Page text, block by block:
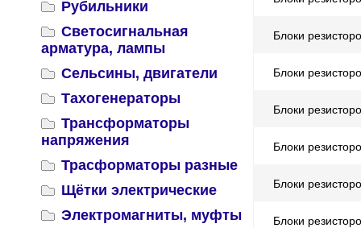
Рубильники
Светосигнальная
арматура, лампы
Сельсины, двигатели
Тахогенераторы
Трансформаторы
напряжения
Трасформаторы разные
Щётки электрические
Электромагниты, муфты
Блоки
Блоки
Блоки
Блоки
Блоки
Блоки